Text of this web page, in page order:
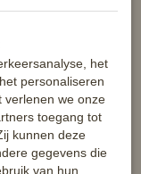
het
personaliseren
verlenen we onze
toegang tot
kunnen deze
gegevens die
van hun